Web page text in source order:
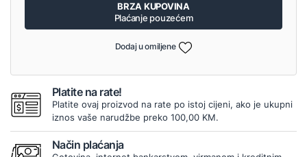
BRZA KUPOVINA
Plaćanje pouzećem
Dodaj u omiljene
Platite na rate!
Platite ovaj proizvod na rate po istoj cijeni, ako je ukupni
iznos vaše narudžbe preko 100,00 KM.
Način plaćanja